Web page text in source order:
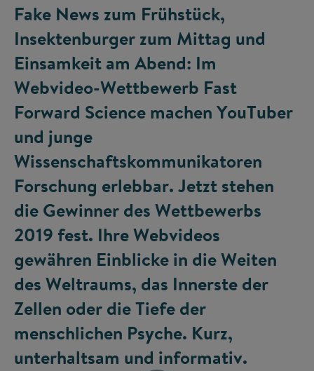
Fake News zum Frühstück,
Insektenburger zum Mittag und
Einsamkeit am Abend: Im
Webvideo-Wettbewerb Fast
Forward Science machen YouTuber
und junge
Wissenschaftskommunikatoren
Forschung erlebbar. Jetzt stehen
die Gewinner des Wettbewerbs
2019 fest. Ihre Webvideos
gewähren Einblicke in die Weiten
des Weltraums, das Innerste der
Zellen oder die Tiefe der
menschlichen Psyche. Kurz,
unterhaltsam und informativ.